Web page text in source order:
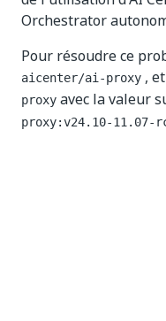
Orchestrator
Pour résoudre ce
aicenter/ai-proxy ,
proxy avec la valeur
proxy:v24.10-11.07-